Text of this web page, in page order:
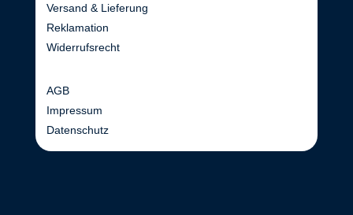
Versand & Lieferung
Reklamation
Widerrufsrecht
AGB
Impressum
Datenschutz